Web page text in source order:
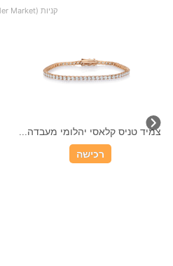
קניות (Jeweller Market)
צמיד טניס קלאסי יהלומי מעבדה...
רכישה